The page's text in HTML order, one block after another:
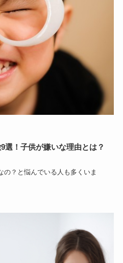
選！子供が嫌いな理由とは？
の？と悩んでいる人も多くいま
たいけれど、なかなか好きにな